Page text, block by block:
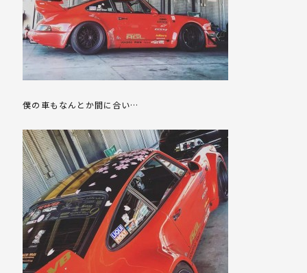
僕の車もなんとか間に合い…